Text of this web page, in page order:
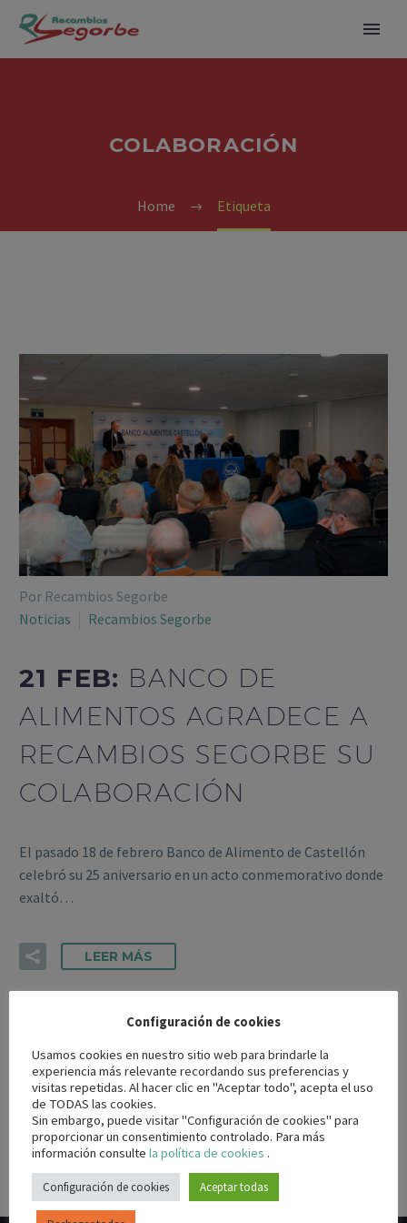
COLABORACIÓN
Home Etiqueta
Por Recambios Segorbe
Noticias
Recambios Segorbe
21 FEB: BANCO DE
ALIMENTOS AGRADECE A
RECAMBIOS SEGORBE SU
COLABORACIÓN
El pasado 18 de febrero Banco de Alimento de Castellón
celebró su 25 aniversario en un acto conmemorativo donde
exaltó…
LEER MÁS
Configuración de cookies
Usamos cookies en nuestro sitio web para brindarle la
experiencia más relevante recordando sus preferencias y
visitas repetidas. Al hacer clic en "Aceptar todo", acepta el uso
de TODAS las cookies.
Sin embargo, puede visitar "Configuración de cookies" para
proporcionar un consentimiento controlado. Para más
información consulte la política de cookies .
Configuración de cookies Aceptar todas